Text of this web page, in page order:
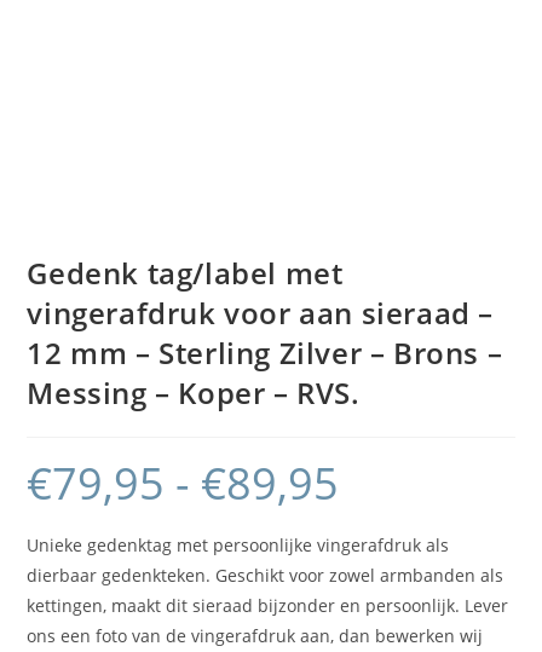
Gedenk tag/label met
vingerafdruk voor aan sieraad –
12 mm – Sterling Zilver – Brons –
Messing – Koper – RVS.
€79,95 - €89,95
Unieke gedenktag met persoonlijke vingerafdruk als
dierbaar gedenkteken. Geschikt voor zowel armbanden als
kettingen, maakt dit sieraad bijzonder en persoonlijk. Lever
ons een foto van de vingerafdruk aan, dan bewerken wij